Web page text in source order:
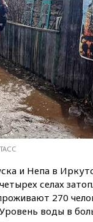
и Непа в
селах
270
воды в